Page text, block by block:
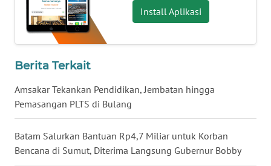
Install Aplikasi
Berita Terkait
Amsakar Tekankan Pendidikan, Jembatan hingga
Pemasangan PLTS di Bulang
Batam Salurkan Bantuan Rp4,7 Miliar untuk Korban
Bencana di Sumut, Diterima Langsung Gubernur Bobby
BALI
WN
WN
WN